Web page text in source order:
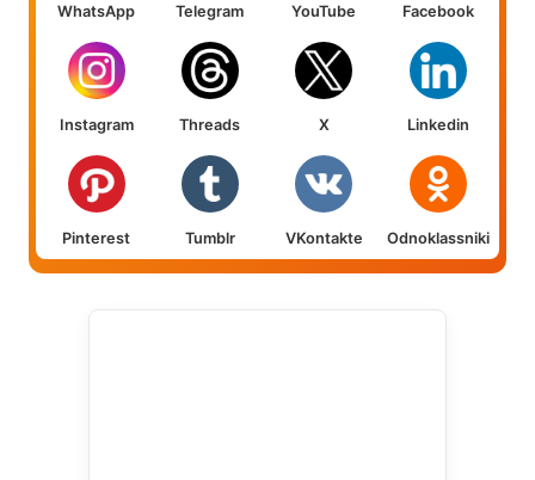
WhatsApp Telegram YouTube Facebook
Instagram Threads X Linkedin
Pinterest Tumblr VKontakte Odnoklassniki